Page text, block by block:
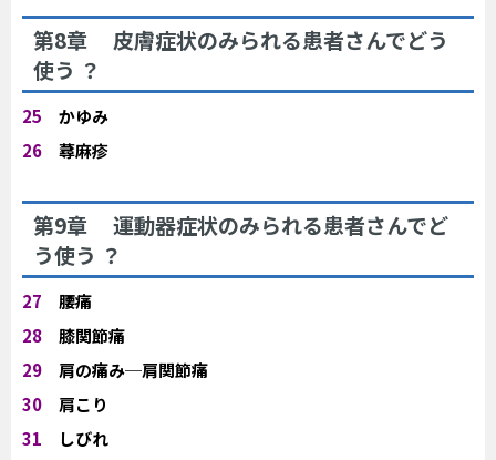
第8章 皮膚症状のみられる患者さんでどう
使う ？
25 かゆみ
26 蕁麻疹
第9章 運動器症状のみられる患者さんでど
う使う ？
27 腰痛
28 膝関節痛
29 肩の痛み─肩関節痛
30 肩こり
31 しびれ